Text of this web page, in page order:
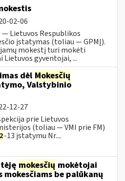
02-06
Lietuvos Respublikos
įstatymas (toliau — GPMĮ).
mokestį turi mokėti
Lietuvos gyventojai, ...
dėl Mokesčių
Valstybinio
12-27
prie Lietuvos
(toliau — VMI prie FM)
2-13 įstatymu Nr....
mokesčių mokėtojai
be palūkanų